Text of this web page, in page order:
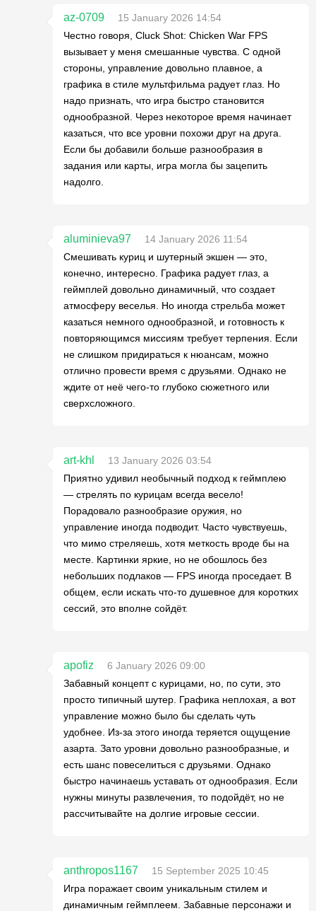
az-0709
15 January 2026 14:54
Честно говоря, Cluck Shot: Chicken War FPS
вызывает у меня смешанные чувства. С одной
стороны, управление довольно плавное, а
графика в стиле мультфильма радует глаз. Но
надо признать, что игра быстро становится
однообразной. Через некоторое время начинает
казаться, что все уровни похожи друг на друга.
Если бы добавили больше разнообразия в
задания или карты, игра могла бы зацепить
надолго.
aluminieva97
14 January 2026 11:54
Смешивать куриц и шутерный экшен — это,
конечно, интересно. Графика радует глаз, а
геймплей довольно динамичный, что создает
атмосферу веселья. Но иногда стрельба может
казаться немного однообразной, и готовность к
повторяющимся миссиям требует терпения. Если
не слишком придираться к нюансам, можно
отлично провести время с друзьями. Однако не
ждите от неё чего-то глубоко сюжетного или
сверхсложного.
art-khl
13 January 2026 03:54
Приятно удивил необычный подход к геймплею
— стрелять по курицам всегда весело!
Порадовало разнообразие оружия, но
управление иногда подводит. Часто чувствуешь,
что мимо стреляешь, хотя меткость вроде бы на
месте. Картинки яркие, но не обошлось без
небольших подлаков — FPS иногда проседает. В
общем, если искать что-то душевное для коротких
сессий, это вполне сойдёт.
apofiz
6 January 2026 09:00
Забавный концепт с курицами, но, по сути, это
просто типичный шутер. Графика неплохая, а вот
управление можно было бы сделать чуть
удобнее. Из-за этого иногда теряется ощущение
азарта. Зато уровни довольно разнообразные, и
есть шанс повеселиться с друзьями. Однако
быстро начинаешь уставать от однообразия. Если
нужны минуты развлечения, то подойдёт, но не
рассчитывайте на долгие игровые сессии.
anthropos1167
15 September 2025 10:45
Игра поражает своим уникальным стилем и
динамичным геймплеем. Забавные персонажи и